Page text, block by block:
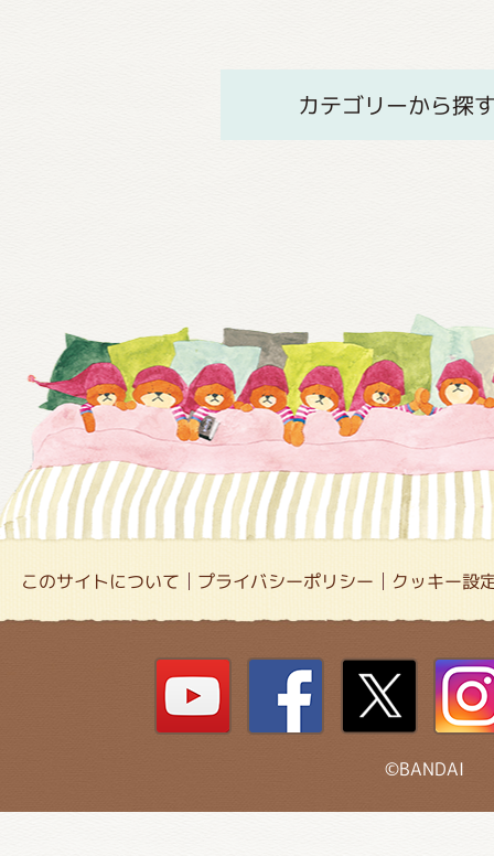
カテゴリーから探
このサイトについて プライバシーポリシー クッキー設
©BANDAI